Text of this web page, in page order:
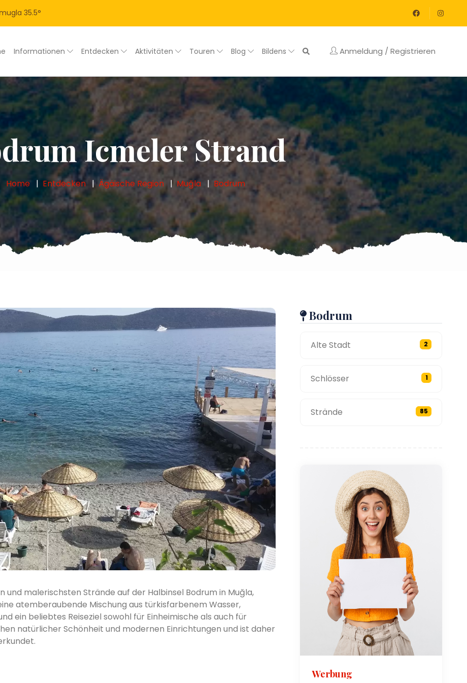
35.5°
Informationen Entdecken Aktivitäten Touren Blog Bildens Anmeldung / Registrieren
Icmeler Strand
Home Entdecken Ägäische Region Muğla Bodrum
malerischsten Strände auf der Halbinsel Bodrum in Muğla,
atemberaubende Mischung aus türkisfarbenem Wasser,
ein beliebtes Reiseziel sowohl für Einheimische als auch für
natürlicher Schönheit und modernen Einrichtungen und ist daher
Bodrum
Alte Stadt 2
Schlösser 1
Strände 85
Werbung